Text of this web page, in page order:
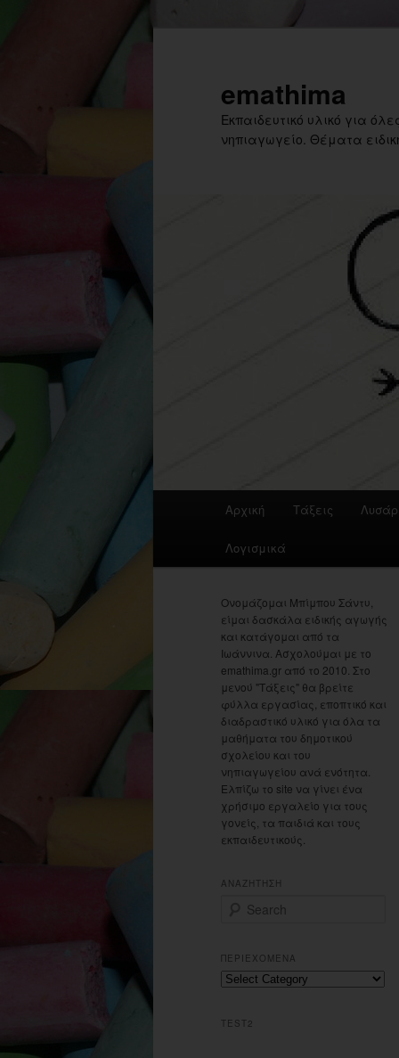
emathima
Εκπαιδευτικό υλικό για
νηπιαγωγείο. Θέματα
Αρχική Τάξεις
Λογισμικά
Ονομάζομαι Μπίμπου Σάντυ,
είμαι δασκάλα ειδικής αγωγής
και κατάγομαι από τα
Ιωάννινα. Ασχολούμαι με το
emathima.gr από το 2010. Στο
μενού "Τάξεις" θα βρείτε
φύλλα εργασίας, εποπτικό και
διαδραστικό υλικό για όλα τα
μαθήματα του δημοτικού
σχολείου και του
νηπιαγωγείου ανά ενότητα.
Ελπίζω το site να γίνει ένα
χρήσιμο εργαλείο για τους
γονείς, τα παιδιά και τους
εκπαιδευτικούς.
ΑΝΑΖΗΤΗΣΗ
r
c
h
ΠΕΡΙΕΧΟΜΕΝΑ
Περιεχομενα
TEST2